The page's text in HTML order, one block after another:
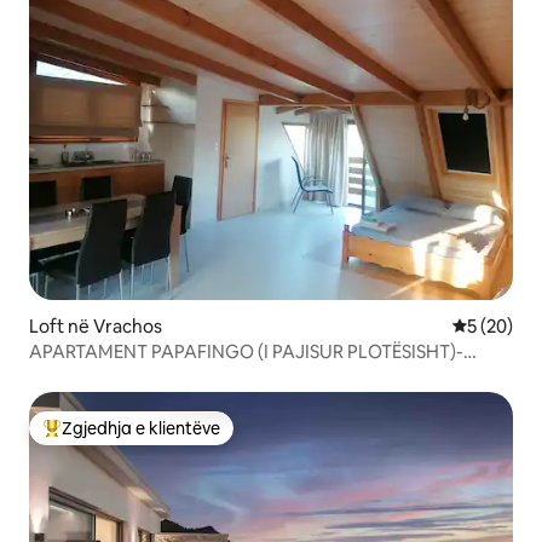
Loft në Vrachos Vlerësimi
5 (20)
APARTAMENT PAPAFINGO (I PAJISUR PLOTËSISHT)-
Më të mirat e zgjedhjeve të klientëve
Zgjedhja e klientëve